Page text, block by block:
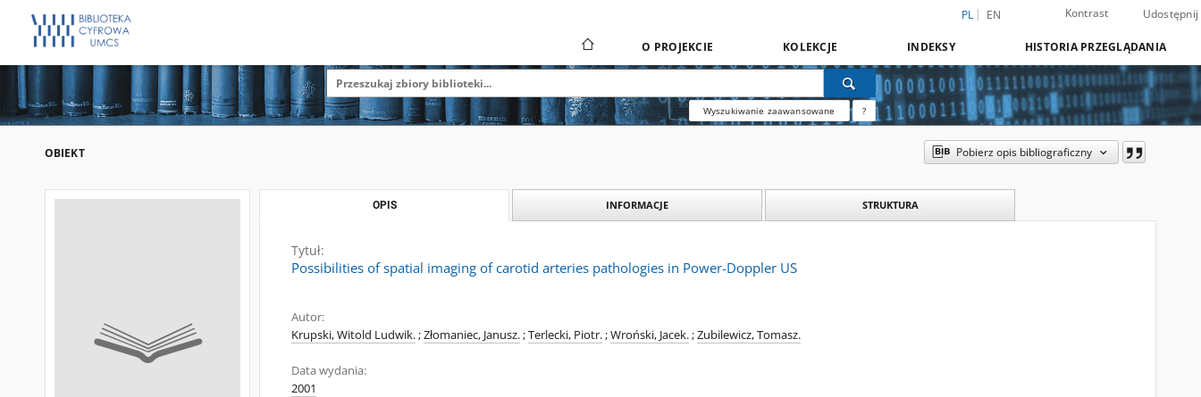
PL EN Kontrast Udostępnij
O PROJEKCIE KOLEKCJE INDEKSY HISTORIA PRZEGLĄDANIA
Wyszukiwanie zaawansowane ?
OBIEKT Pobierz opis bibliograficzny
OPIS INFORMACJE STRUKTURA
Tytuł:
Possibilities of spatial imaging of carotid arteries pathologies in Power-Doppler US
Autor:
Krupski, Witold Ludwik.;Złomaniec, Janusz.;Terlecki, Piotr.;Wroński, Jacek.;Zubilewicz, Tomasz.
Data wydania:
2001